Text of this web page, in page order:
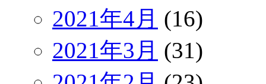
2021年4月 (16)
2021年3月 (31)